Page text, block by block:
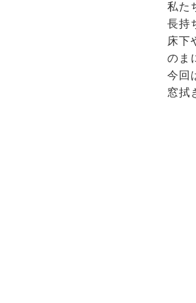
私た
長持
床下
のま
今回
窓拭